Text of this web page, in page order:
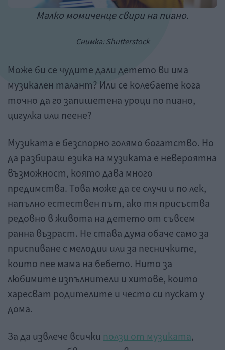
Малко момиченце свири на пиано.
Снимка: Shutterstock
Може би се чудите дали детето ви има
музикален талант? Или се колебаете кога
точно да го запишетена уроци по пиано,
цигулка или пеене?
Музиката е безспорно голямо богатство. Но
да разбираш езика на музиката е невероятна
възможност, която дава много
предимства. Това може да се случи и по лек,
напълно естествен път, ако тя присъства
редовно в живота на детето от съвсем
ранна възраст. Не става дума обаче само за
приспиване с мелодии или за песничките,
които пее мама на бебето. Нито за
любимите изпълнители и хитове, които
харесват родителите и често си пускат у
дома.
За да извлече всички ползи от музиката,